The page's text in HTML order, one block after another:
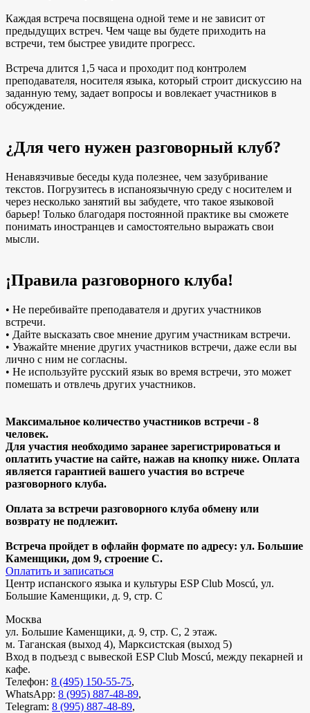
Каждая встреча посвящена одной теме и не зависит от
предыдущих встреч. Чем чаще вы будете приходить на
встречи, тем быстрее увидите прогресс.
Встреча длится 1,5 часа и проходит под контролем
преподавателя, носителя языка, который строит дискуссию на
заданную тему, задает вопросы и вовлекает участников в
обсуждение.
¿Для чего нужен разговорный клуб?
Ненавязчивые беседы куда полезнее, чем зазубривание
текстов. Погрузитесь в испаноязычную среду с носителем и
через несколько занятий вы забудете, что такое языковой
барьер! Только благодаря постоянной практике вы сможете
понимать иностранцев и самостоятельно выражать свои
мысли.
¡Правила разговорного клуба!
• Не перебивайте преподавателя и других участников
встречи.
• Дайте высказать свое мнение другим участникам встречи.
• Уважайте мнение других участников встречи, даже если вы
лично с ним не согласны.
• Не используйте русский язык во время встречи, это может
помешать и отвлечь других участников.
Максимальное количество участников встречи - 8
человек.
Для участия необходимо заранее зарегистрироваться и
оплатить участие на сайте, нажав на кнопку ниже. Оплата
является гарантией вашего участия во встрече
разговорного клуба.
Оплата за встречи разговорного клуба обмену или
возврату не подлежит.
Встреча пройдет в офлайн формате по адресу: ул. Большие
Каменщики, дом 9, строение С.
Оплатить и записаться
Центр испанского языка и культуры ESP Club Moscú, ул.
Большие Каменщики, д. 9, стр. С
Москва
ул. Большие Каменщики, д. 9, стр. С, 2 этаж.
м. Таганская (выход 4), Марксистская (выход 5)
Вход в подъезд с вывеской ESP Club Moscú, между пекарней и
кафе.
Телефон: 8 (495) 150-55-75,
WhatsApp: 8 (995) 887-48-89,
Telegram: 8 (995) 887-48-89,